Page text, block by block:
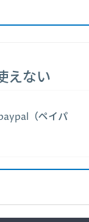
えない
（ペイパ